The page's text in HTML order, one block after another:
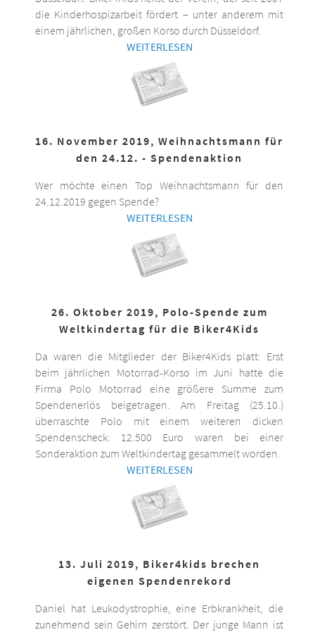
die Kinderhospizarbeit fördert – unter anderem mit
einem jährlichen, großen Korso durch Düsseldorf.
WEITERLESEN
16. November 2019, Weihnachtsmann für
den 24.12. - Spendenaktion
Wer möchte einen Top Weihnachtsmann für den
24.12.2019 gegen Spende?
WEITERLESEN
26. Oktober 2019, Polo-Spende zum
Weltkindertag für die Biker4Kids
Da waren die Mitglieder der Biker4Kids platt: Erst
beim jährlichen Motorrad-Korso im Juni hatte die
Firma Polo Motorrad eine größere Summe zum
Spendenerlös beigetragen. Am Freitag (25.10.)
überraschte Polo mit einem weiteren dicken
Spendenscheck: 12.500 Euro waren bei einer
Sonderaktion zum Weltkindertag gesammelt worden.
WEITERLESEN
13. Juli 2019, Biker4kids brechen
eigenen Spendenrekord
Daniel hat Leukodystrophie, eine Erbkrankheit, die
zunehmend sein Gehirn zerstört. Der junge Mann ist